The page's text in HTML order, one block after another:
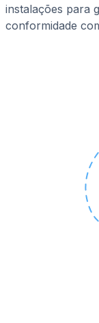
instalações para
conformidade